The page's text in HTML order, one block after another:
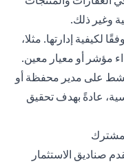
وغير ذلك.
لكيفية إدارتها. مثلا،
مؤشر أو معيار معين.
على مدير محفظة أو
عادةً بهدف تحقيق
صناديق الاستثمار